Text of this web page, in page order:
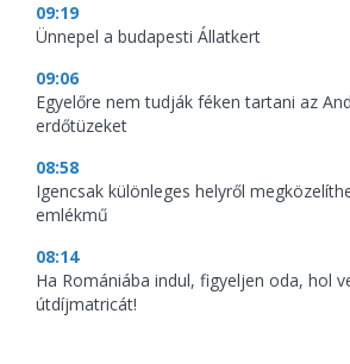
09:19
Ünnepel a budapesti Állatkert
09:06
Egyelőre nem tudják féken tartani az
erdőtüzeket
08:58
Igencsak különleges helyről
emlékmű
08:14
Ha Romániába indul, figyeljen oda, hol
útdíjmatricát!